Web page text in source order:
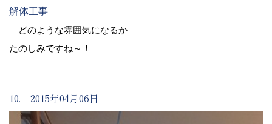
解体工事
どのような雰囲気になるか
たのしみですね～！
10. 2015年04月06日